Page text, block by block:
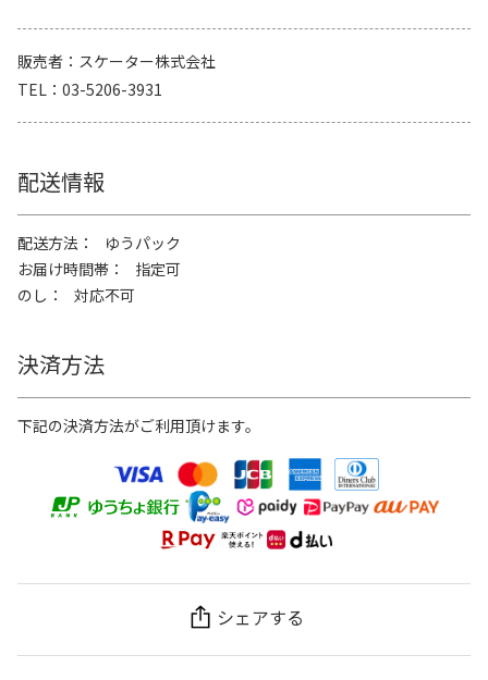
販売者
スケーター株式会社
TEL
03-5206-3931
配送情報
配送方法
ゆうパック
お届け時間帯
指定可
のし
対応不可
決済方法
下記の決済方法がご利用頂けます。
シェアする